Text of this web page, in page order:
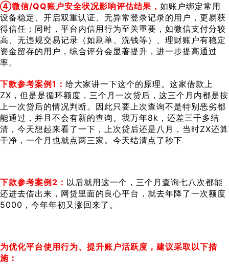
④微信/QQ账户安全状况影响评估结果， 如账户绑定常用
设备稳定、开启双重认证、无异常登录记录的用户，更易获
得信任；同时，平台内信用行为至关重要，如微信支付分较
高、无违规交易记录（如刷单、洗钱等）、理财账户有稳定
资金留存的用户，综合评分会显著提升，进一步提高通过
率。
下款参考案例1： 给大家讲一下这个的原理。这家借款上
ZX，但是是循环额度，三个月一次贷后，这三个月内都是按
上一次贷后的情况判断。因此只要上次查询不是特别恶劣都
能通过，并且不会有新的查询。我万年8k，还差三千多结
清，今天想起来看了一下，上次贷后还是八月，当时ZX还算
干净，一个月也就点两三家。今天结清点了秒下
下款参考案例2： 以后就用这一个，三个月查询七八次都能
还进去借出来，网贷里面的良心平台，就去年降了一次额度
5000，今年年初又涨回来了。
为优化平台使用行为、提升账户活跃度，建议采取以下措
施：